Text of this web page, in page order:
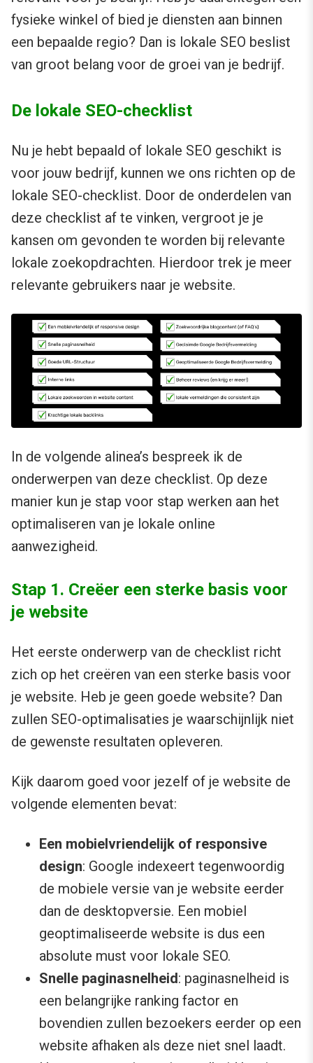
fysieke winkel of bied je diensten aan binnen
een bepaalde regio? Dan is lokale SEO beslist
van groot belang voor de groei van je bedrijf.
De lokale SEO-checklist
Nu je hebt bepaald of lokale SEO geschikt is
voor jouw bedrijf, kunnen we ons richten op de
lokale SEO-checklist. Door de onderdelen van
deze checklist af te vinken, vergroot je je
kansen om gevonden te worden bij relevante
lokale zoekopdrachten. Hierdoor trek je meer
relevante gebruikers naar je website.
In de volgende alinea’s bespreek ik de
onderwerpen van deze checklist. Op deze
manier kun je stap voor stap werken aan het
optimaliseren van je lokale online
aanwezigheid.
Stap 1. Creëer een sterke basis voor
je website
Het eerste onderwerp van de checklist richt
zich op het creëren van een sterke basis voor
je website. Heb je geen goede website? Dan
zullen SEO-optimalisaties je waarschijnlijk niet
de gewenste resultaten opleveren.
Kijk daarom goed voor jezelf of je website de
volgende elementen bevat:
Een mobielvriendelijk of responsive
design: Google indexeert tegenwoordig
de mobiele versie van je website eerder
dan de desktopversie. Een mobiel
geoptimaliseerde website is dus een
absolute must voor lokale SEO.
Snelle paginasnelheid: paginasnelheid is
een belangrijke ranking factor en
bovendien zullen bezoekers eerder op een
website afhaken als deze niet snel laadt.